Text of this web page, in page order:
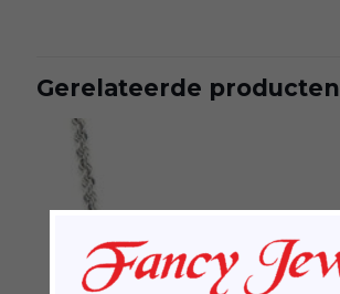
Gerelateerde producten